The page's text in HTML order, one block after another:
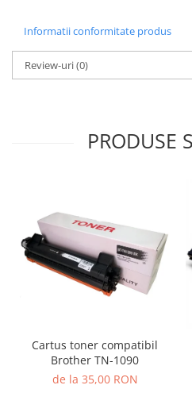
Informatii conformitate produs
Review-uri(0)
PRODUSE
Cartus toner compatibil
Brother TN-1090
de la 35,00 RON